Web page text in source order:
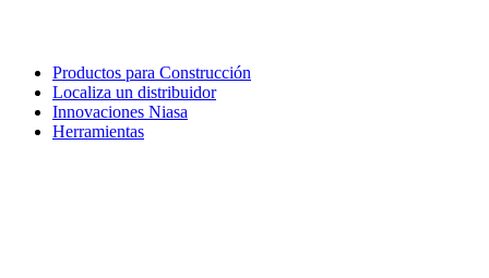
Productos para Construcción
Localiza un distribuidor
Innovaciones Niasa
Herramientas